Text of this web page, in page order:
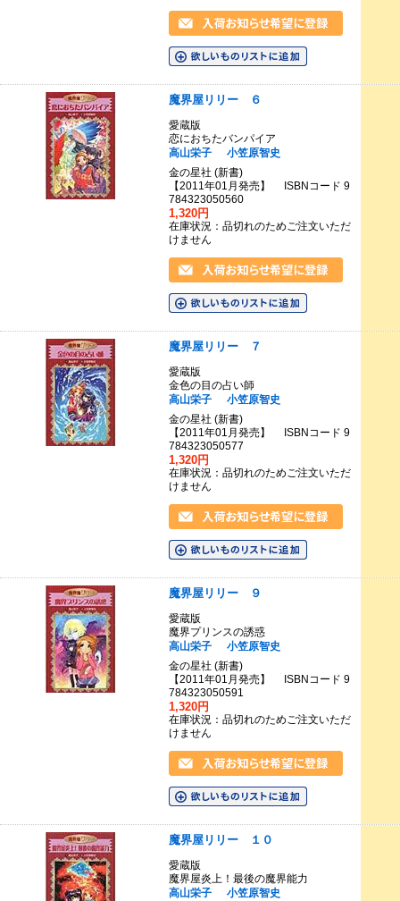
魔界屋リリー ６
愛蔵版
恋におちたバンパイア
高山栄子
小笠原智史
金の星社 (新書)
【2011年01月発売】 ISBNコード 9
784323050560
1,320円
在庫状況：品切れのためご注文いただ
けません
魔界屋リリー ７
愛蔵版
金色の目の占い師
高山栄子
小笠原智史
金の星社 (新書)
【2011年01月発売】 ISBNコード 9
784323050577
1,320円
在庫状況：品切れのためご注文いただ
けません
魔界屋リリー ９
愛蔵版
魔界プリンスの誘惑
高山栄子
小笠原智史
金の星社 (新書)
【2011年01月発売】 ISBNコード 9
784323050591
1,320円
在庫状況：品切れのためご注文いただ
けません
魔界屋リリー １０
愛蔵版
魔界屋炎上！最後の魔界能力
高山栄子
小笠原智史